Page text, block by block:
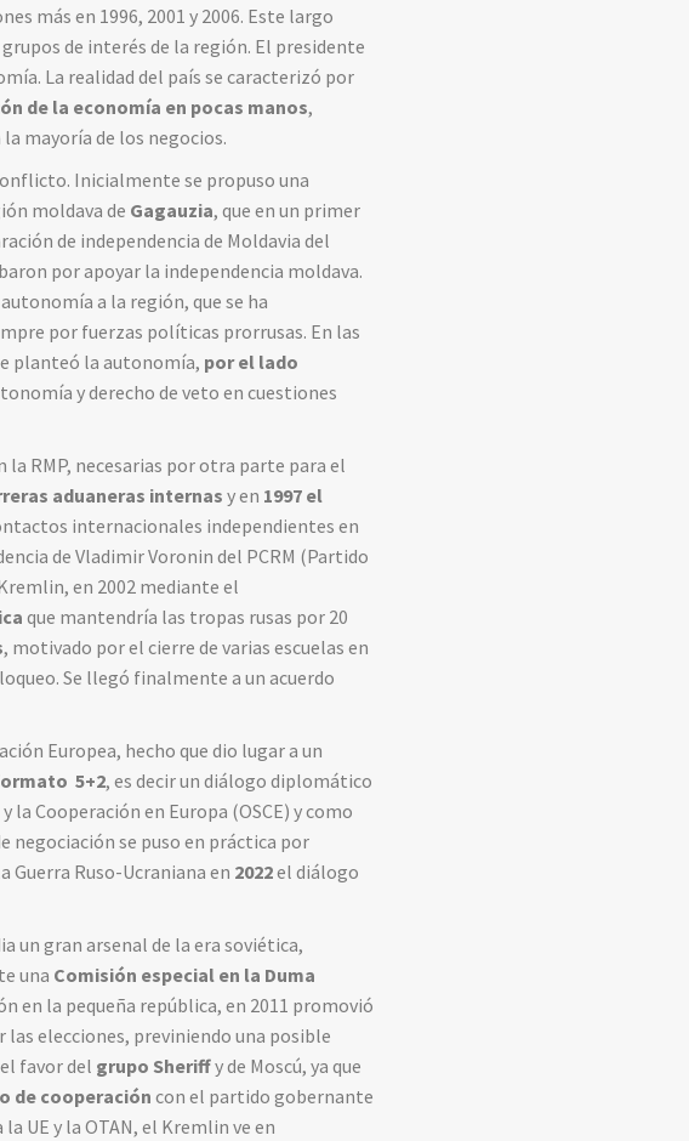
más en 1996, 2001 y 2006. Este largo
de interés de la región. El presidente
La realidad del país se caracterizó por
de la economía en pocas manos,
mayoría de los negocios.
Inicialmente se propuso una
moldava de Gagauzia, que en un primer
de independencia de Moldavia del
por apoyar la independencia moldava.
a la región, que se ha
por fuerzas políticas prorrusas. En las
planteó la autonomía, por el lado
y derecho de veto en cuestiones
la RMP, necesarias por otra parte para el
aduaneras internasy en 1997 el
internacionales independientes en
de Vladimir Voronin del PCRM (Partido
en 2002 mediante el
que mantendría las tropas rusas por 20
, motivado por el cierre de varias escuelas en
Se llegó finalmente a un acuerdo
Europea, hecho que dio lugar a un
5+2, es decir un diálogo diplomático
Cooperación en Europa (OSCE) y como
negociación se puso en práctica por
Guerra Ruso-Ucraniana en 2022el diálogo
un gran arsenal de la era soviética,
una Comisión especial en la Duma
en la pequeña república, en 2011 promovió
las elecciones, previniendo una posible
favor del grupo Sheriffy de Moscú, ya que
de cooperación con el partido gobernante
UE y la OTAN, el Kremlin ve en